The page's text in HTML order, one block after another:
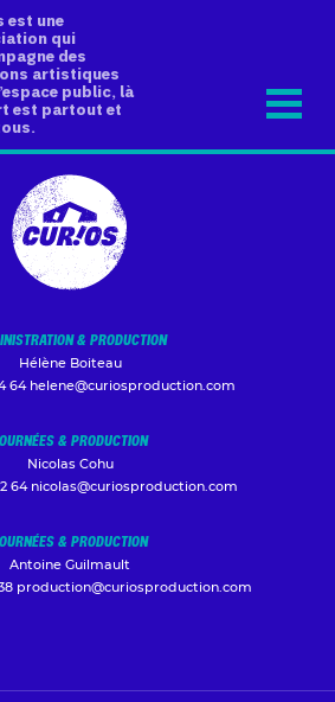
est une
qui
des
artistiques
public, là
est partout et
& PRODUCTION
Hélène Boiteau
64 helene@curiosproduction.com
& PRODUCTION
Nicolas Cohu
64 nicolas@curiosproduction.com
& PRODUCTION
Antoine Guilmault
production@curiosproduction.com